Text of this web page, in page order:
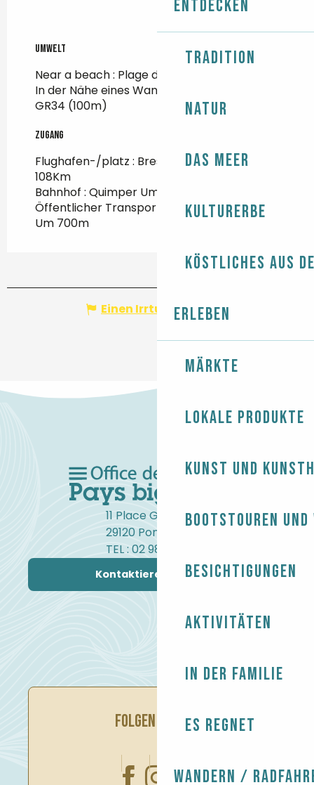
Entdecken
Tradition
Natur
Das Meer
Kulturerbe
Köstliches aus
Erleben
Märkte
Lokale Produkte
Kunst und
Bootstouren
Besichtigungen
Aktivitäten
In der Familie
Es regnet
Wandern /
Umwelt
Umwelt
Near a beach : Plage du Steir
In der Nähe eines Wanderwegs :
GR34 (100m)
Zugang
Zugang
Flughafen-/platz : Brest Guipavas Um
108Km
Bahnhof : Quimper Um 35Km
Öffentlicher Transport : Ligne 56A - Kérity
Um 700m
Einen Irrtum angeben
11 Place Gambetta
29120 Pont-l'Abbé
TEL : 02 98 82 37 99
Kontaktieren Sie uns
FOLGEN SIE UNS